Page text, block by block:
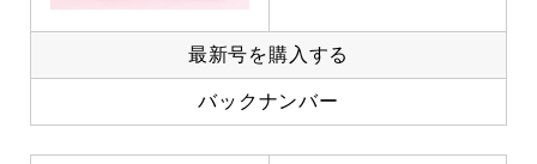
最新号を購入する
バックナンバー